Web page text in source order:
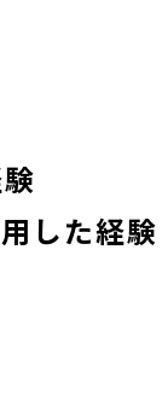
した経験